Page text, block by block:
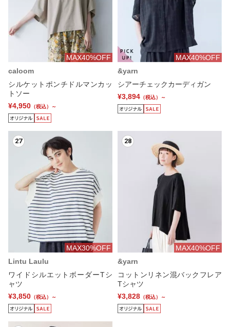
MAX40%OFF
caloom
シルケットポンチドルマンカッ
トソー
¥4,950 （税込）～
MAX40%OFF
&yarn
シアーチェックカーディガン
¥3,894 （税込）～
27
MAX30%OFF
Lintu Laulu
ワイドシルエットボーダーTシ
ャツ
¥3,850 （税込）～
28
MAX40%OFF
&yarn
コットンリネン混バックフレア
Tシャツ
¥3,828 （税込）～